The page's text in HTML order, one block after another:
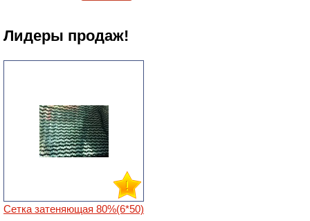
Лидеры продаж!
Сетка затеняющая 80%(6*50)